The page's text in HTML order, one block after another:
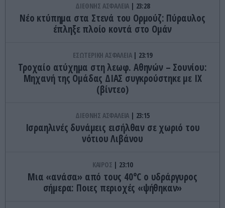
ΔΙΕΘΝΗΣ ΑΣΦΑΛΕΙΑ 23:28
Νέο κτύπημα στα Στενά του Ορμούζ: Πύραυλος
έπληξε πλοίο κοντά στο Ομάν
ΕΣΩΤΕΡΙΚΗ ΑΣΦΑΛΕΙΑ 23:19
Τροχαίο ατύχημα στη λεωφ. Αθηνών – Σουνίου:
Μηχανή της Ομάδας ΔΙΑΣ συγκρούστηκε με ΙΧ
(βίντεο)
ΔΙΕΘΝΗΣ ΑΣΦΑΛΕΙΑ 23:15
Ισραηλινές δυνάμεις εισήλθαν σε χωριό του
νότιου Λιβάνου
ΚΑΙΡΟΣ 23:10
Μια «ανάσα» από τους 40°C ο υδράργυρος
σήμερα: Ποιες περιοχές «ψήθηκαν»